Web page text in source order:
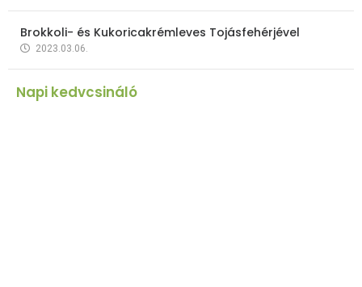
Brokkoli- és Kukoricakrémleves Tojásfehérjével
2023.03.06.
Napi kedvcsináló